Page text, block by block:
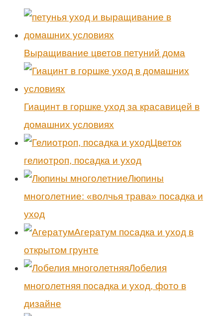
Выращивание цветов петуний дома
Гиацинт в горшке уход за красавицей в
домашних условиях
Цветок
гелиотроп, посадка и уход
Люпины
многолетние: «волчья трава» посадка и
уход
Агератум посадка и уход в
открытом грунте
Лобелия
многолетняя посадка и уход, фото в
дизайне